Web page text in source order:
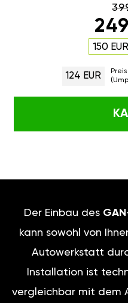
150 EUR
124 EUR
Der Einbau des GAN
kann sowohl von
Autowerkstatt
Installation ist
vergleichbar mit dem